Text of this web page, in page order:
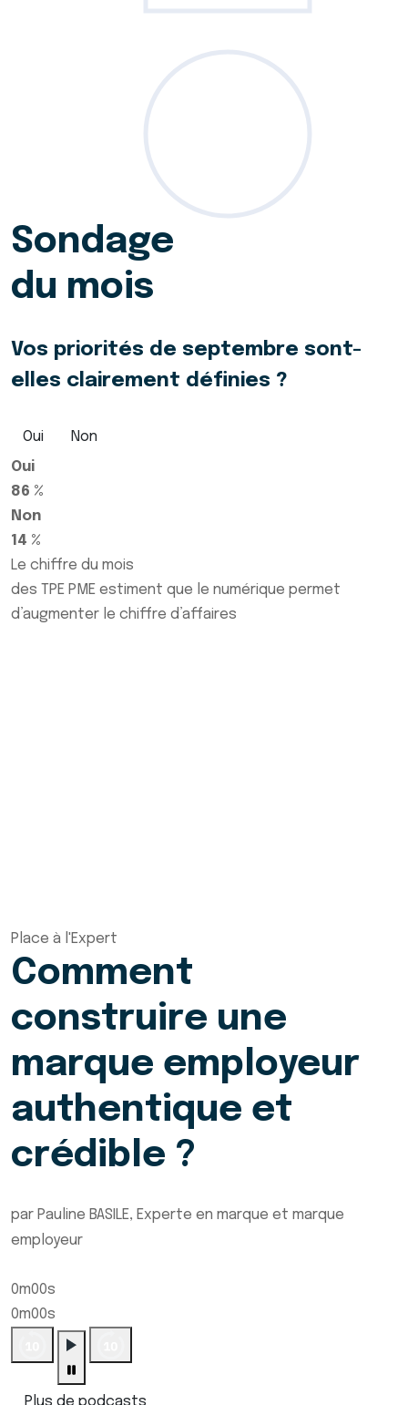
Sondage
du mois
Vos priorités de septembre sont-
elles clairement définies ?
Oui
Non
Oui
86 %
Non
14 %
Le chiffre du mois
des TPE PME estiment que le numérique permet
d’augmenter le chiffre d’affaires
Place à l'Expert
Comment
construire une
marque employeur
authentique et
crédible ?
par Pauline BASILE, Experte en marque et marque
employeur
0m00s
0m00s
Plus de podcasts